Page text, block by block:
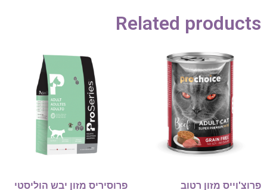
Related products
פרוצ'וייס מזון רטוב
פרוסיריס מזון יבש הוליסטי